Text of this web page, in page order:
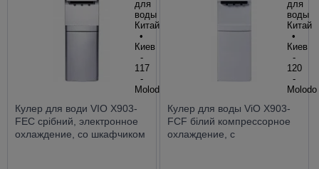
Кулер для води VIO X903-
FEC срібний, электронное
охлаждение, со шкафчиком
Кулер для воды ViO X903-
FCF білий компрессорное
охлаждение, с